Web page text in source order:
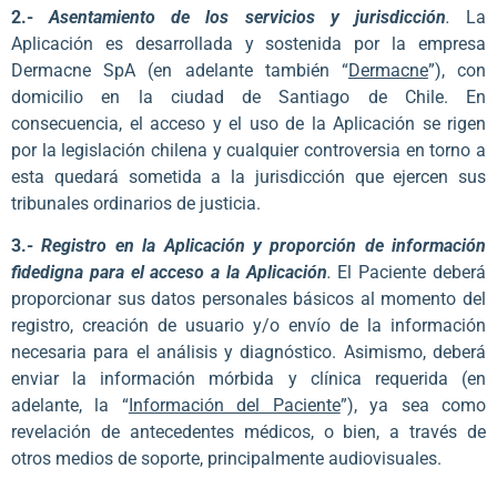
2.-Asentamiento de los servicios y jurisdicción. La
Aplicación es desarrollada y sostenida por la empresa
Dermacne SpA (en adelante también “Dermacne”), con
domicilio en la ciudad de Santiago de Chile. En
consecuencia, el acceso y el uso de la Aplicación se rigen
por la legislación chilena y cualquier controversia en torno a
esta quedará sometida a la jurisdicción que ejercen sus
tribunales ordinarios de justicia.
3.-Registro en la Aplicación y proporción de información
fidedigna para el acceso a la Aplicación. El Paciente deberá
proporcionar sus datos personales básicos al momento del
registro, creación de usuario y/o envío de la información
necesaria para el análisis y diagnóstico. Asimismo, deberá
enviar la información mórbida y clínica requerida (en
adelante, la “Información del Paciente”), ya sea como
revelación de antecedentes médicos, o bien, a través de
otros medios de soporte, principalmente audiovisuales.